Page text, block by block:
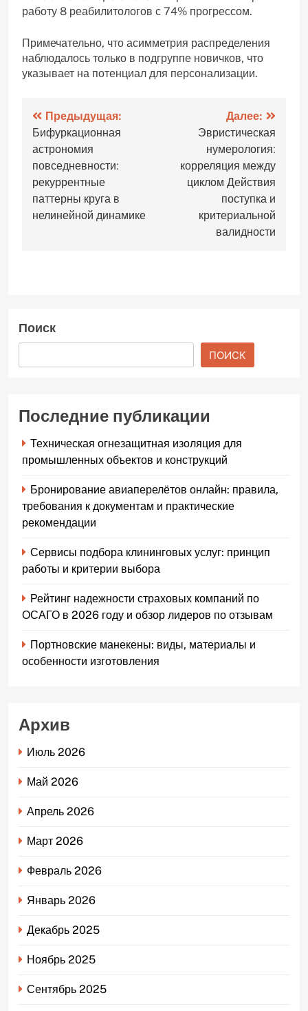
работу 8 реабилитологов с 74% прогрессом.
Примечательно, что асимметрия распределения
наблюдалось только в подгруппе новичков, что
указывает на потенциал для персонализации.
Навигация
по
записям
Предыдущая:
Бифуркационная
астрономия
повседневности:
рекуррентные
паттерны круга в
нелинейной динамике
Далее:
Эвристическая
нумерология:
корреляция между
циклом Действия
поступка и
критериальной
валидности
Поиск
ПОИСК
Последние публикации
Техническая огнезащитная изоляция для
промышленных объектов и конструкций
Бронирование авиаперелётов онлайн: правила,
требования к документам и практические
рекомендации
Сервисы подбора клининговых услуг: принцип
работы и критерии выбора
Рейтинг надежности страховых компаний по
ОСАГО в 2026 году и обзор лидеров по отзывам
Портновские манекены: виды, материалы и
особенности изготовления
Архив
Июль 2026
Май 2026
Апрель 2026
Март 2026
Февраль 2026
Январь 2026
Декабрь 2025
Ноябрь 2025
Сентябрь 2025